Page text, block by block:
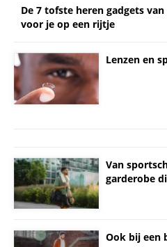
De 7 tofste heren gadgets van
voor je op een rijtje
Lenzen en
Van
garderobe
Ook bij een